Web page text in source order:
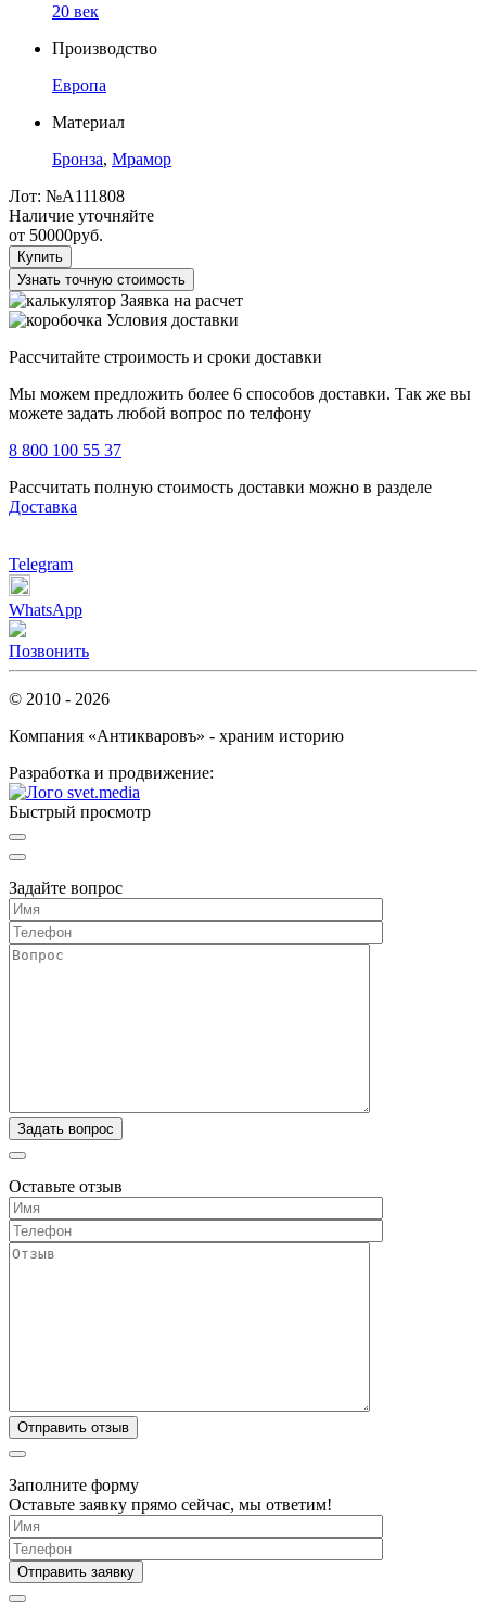
20 век
Производство
Европа
Материал
Бронза, Мрамор
Лот: №А111808
Наличие уточняйте
от 50000руб.
Купить
Узнать точную стоимость
Заявка на расчет
Условия доставки
Рассчитайте строимость и сроки доставки
Мы можем предложить более 6 способов доставки. Так же вы
можете задать любой вопрос по телфону
8 800 100 55 37
Рассчитать полную стоимость доставки можно в разделе
Доставка
Telegram
WhatsApp
Позвонить
© 2010 - 2026
Компания «Антикваровъ» - храним историю
Разработка и продвижение:
Быстрый просмотр
Задайте вопрос
Оставьте отзыв
Заполните форму
Оставьте заявку прямо сейчас, мы ответим!